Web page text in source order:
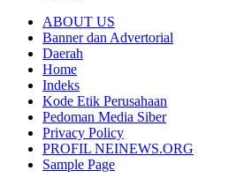
ABOUT US
Banner dan Advertorial
Daerah
Home
Indeks
Kode Etik Perusahaan
Pedoman Media Siber
Privacy Policy
PROFIL NEINEWS.ORG
Sample Page